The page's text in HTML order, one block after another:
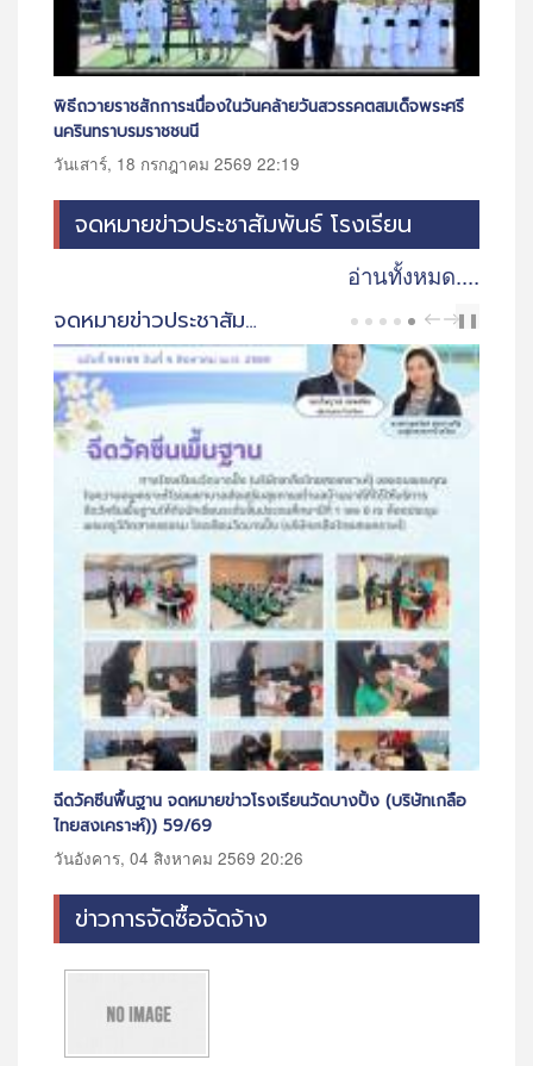
โครงการอบรมหลักสูตรการไกล่เกลี่ยข้อพิพาท ตามพระราช
บัญญัติการไกล่เกลี่ยข้อพิพาท พ.ศ. ๒๕๖๒
วันจันทร์, 20 กรกฎาคม 2569 16:28
จดหมายข่าวประชาสัมพันธ์ โรงเรียน
อ่านทั้งหมด....
จดหมายข่าวประชาสัมพันธ์ โรงเรียน PREV
NEXT
❚❚
การฝึกอบรมการปฐมพยาบาลเบื้องต้นและการช่วยชีวิตพื้นฐาน
สำหรับประชาชาชนทั่วไป
วันเสาร์, 08 สิงหาคม 2569 15:22
ข่าวการจัดซื้อจัดจ้าง